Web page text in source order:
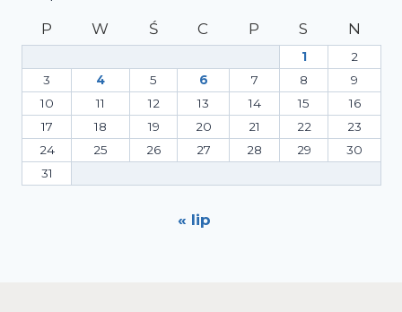
P
W Ś C P S N
1
2
3
4 5 6 7 8
9
10
11 12 13 14 15
16
17
18 19 20 21 22
23
24
25 26 27 28 29
30
31
« lip